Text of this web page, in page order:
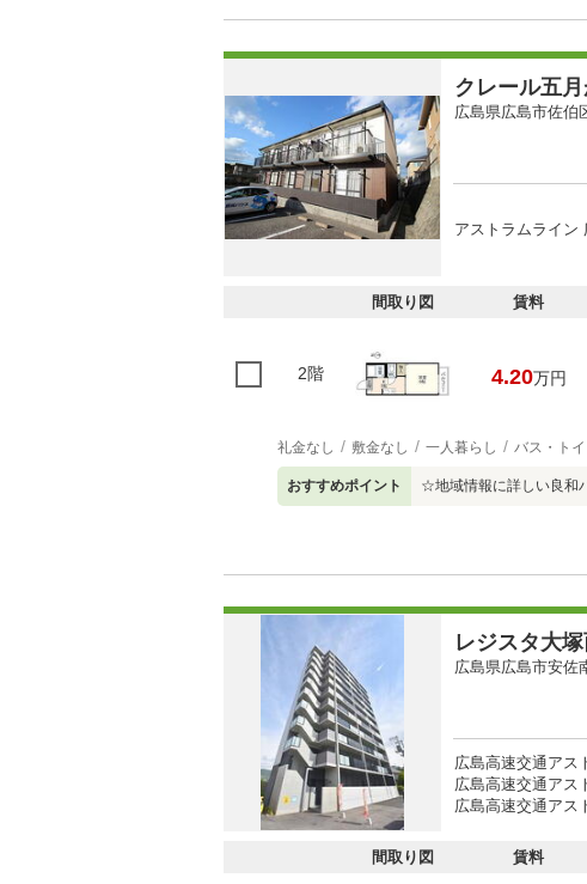
クレール五
広島県広島市佐伯
アストラムライン
間取り図 賃料
2階 4.20万円
礼金なし 敷金なし 一人暮らし バス・トイ
おすすめポイント ☆地域情報に詳しい良和
レジスタ大
広島県広島市安佐
広島高速交通アス
広島高速交通アス
広島高速交通アス
間取り図 賃料